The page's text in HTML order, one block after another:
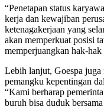
“Penetapan status
kerja dan kewajiban
ketenagakerjaan yang
akan memperkuat posisi
memperjuangkan hak-hak
Lebih lanjut, Goespa juga
pemangku kepentingan
“Kami berharap
buruh bisa duduk